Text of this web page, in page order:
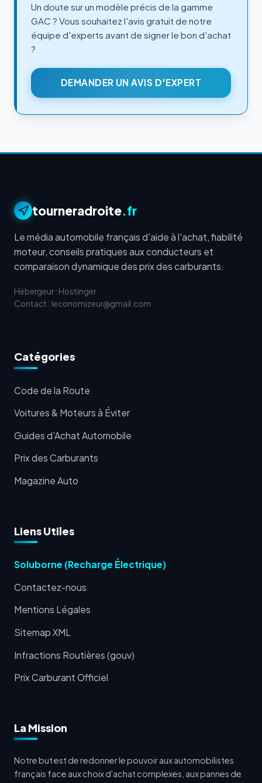
Un doute sur un modèle précis de la gamme
GAC ? Vous souhaitez l'avis gratuit de notre
équipe d'experts avant de signer le bon d'achat
?
DEMANDER UN AVIS D'EXPERT
tourneradroite.fr
Le média automobile français d'aide à l'achat, fiabilité
moteur, conseils pratiques aux conducteurs et
comparaison dynamique des prix des carburants.
Hébergeur : Hostinger
Contact : leconomizeur@gmail.com
Catégories
Code de la Route
Voitures & Moteurs à Éviter
Guides d'Achat Automobile
Prix des Carburants
Magazine Auto
Liens Utiles
Soluborne (Recharge Électrique)
Contactez-nous
Mentions Légales
Sitemap XML
Infractions Routières (gouv)
Prix Carburant Officiel
La Mission
Notre but est de redonner le pouvoir aux automobilistes
français face aux choix d'achat complexes, aux pannes de